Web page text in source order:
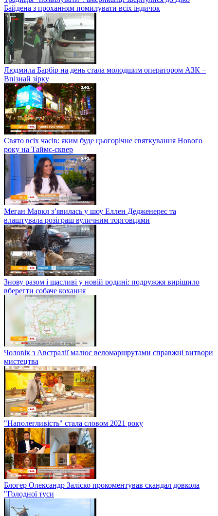
Байдена з проханням помилувати всіх індичок
Людмила Барбір на день стала молодшим оператором АЗК –
Впізнай зірку
Свято всіх часів: яким буде цьогорічне святкування Нового
року на Таймс-сквер
Меган Маркл з’явилась у шоу Еллен Дедженерес та
влаштувала розіграш вуличним торговцями
Знову разом і щасливі у новій родині: подружжя вирішило
вберегти собаче кохання
Чоловік з Австралії малює веломаршрутами справжні витвори
мистецтва
"Наполегливість" стала словом 2021 року
Блогер Олександр Заліско прокоментував скандал довкола
"Голодної туси